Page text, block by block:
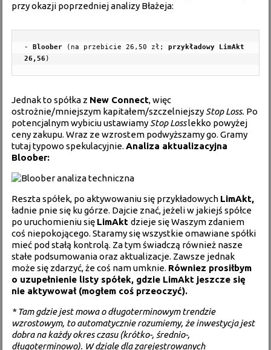
przy okazji poprzedniejanalizy Błażeja:
- Bloober (na przebicie 26,50 zł; przykładowy LimAkt
26,56 )
Jednak to spółka z New Connect, więc
ostrożnie/mniejszym kapitałem/szczelniejszy Stop Loss. Po
potencjalnym wybiciu ustawiamy Stop Losslekko powyżej
ceny zakupu. Wraz ze wzrostem podwyższamy go. Gramy
tutaj typowo spekulacyjnie.Analiza aktualizacyjna
Bloober:
Reszta spółek, po aktywowaniu się przykładowych LimAkt,
ładnie pnie się ku górze. Dajcie znać, jeżeli w jakiejś spółce
po uruchomieniu się LimAktdzieje się Waszym zdaniem
coś niepokojącego. Staramy się wszystkie omawiane spółki
mieć pod stałą kontrolą. Za tym świadczą również nasze
stałe podsumowania oraz aktualizacje. Zawsze jednak
może się zdarzyć, że coś nam umknie. Równiez prosiłbym
o uzupełnienie listy spółek, gdzie LimAkt jeszcze się
nie aktywował (mogłem coś przeoczyć).
* Tam gdzie jest mowa o długoterminowym trendzie
wzrostowym, to automatycznie rozumiemy, że inwestycja jest
dobra na każdy okres czasu (krótko-, średnio-,
długoterminowo). W dziale dla zarejestrowanych